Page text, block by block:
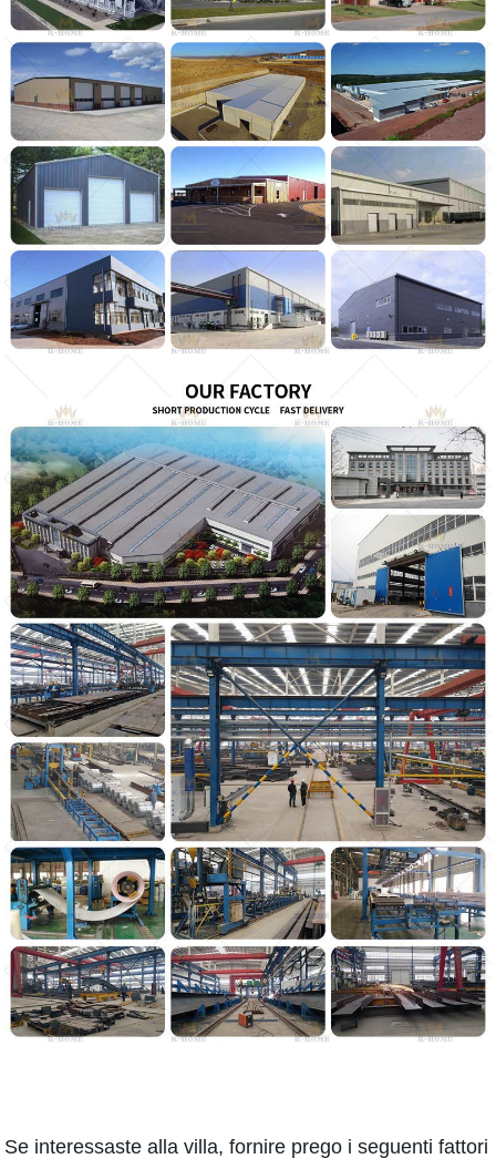
Se interessaste alla villa, fornire prego i seguenti fattori